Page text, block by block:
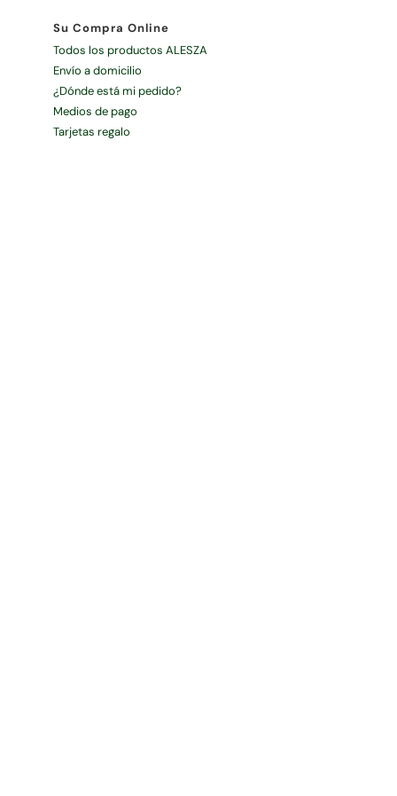
Su Compra Online
Todos los productos ALESZA
Envío a domicilio
¿Dónde está mi pedido?
Medios de pago
Tarjetas regalo